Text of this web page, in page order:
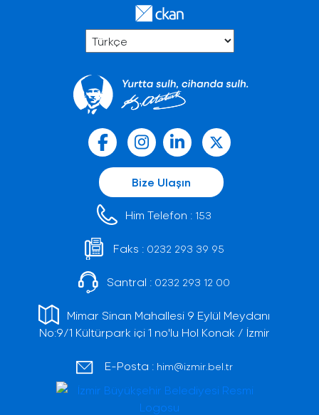
Bize Ulaşın
Him Telefon : 153
Faks : 0232 293 39 95
Santral : 0232 293 12 00
Mimar Sinan Mahallesi 9 Eylül Meydanı
No:9/1 Kültürpark içi 1 no'lu Hol Konak / İzmir
E-Posta : him@izmir.bel.tr